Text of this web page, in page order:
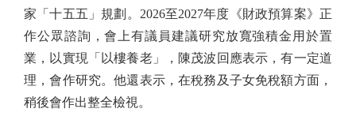
家「十五五」規劃。2026至2027年度《財政預算案》正
作公眾諮詢，會上有議員建議研究放寬強積金用於置
業，以實現「以樓養老」，陳茂波回應表示，有一定道
理，會作研究。他還表示，在稅務及子女免稅額方面，
稍後會作出整全檢視。